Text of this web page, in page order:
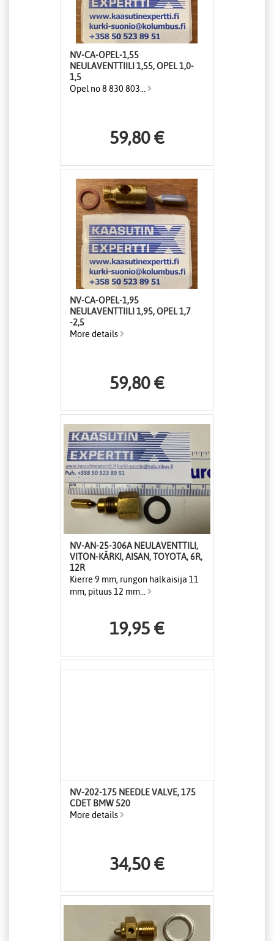
NV-CA-OPEL-1,55
NEULAVENTTIILI 1,55, OPEL 1,0-
1,5
Opel no 8 830 803...
59,80 €
NV-CA-OPEL-1,95
NEULAVENTTIILI 1,95, OPEL 1,7
-2,5
More details
59,80 €
NV-AN-25-306A NEULAVENTTILI,
VITON-KÄRKI, AISAN, TOYOTA, 6R,
12R
Kierre 9 mm, rungon halkaisija 11
mm, pituus 12 mm...
19,95 €
NV-202-175 NEEDLE VALVE, 175
CDET BMW 520
More details
34,50 €